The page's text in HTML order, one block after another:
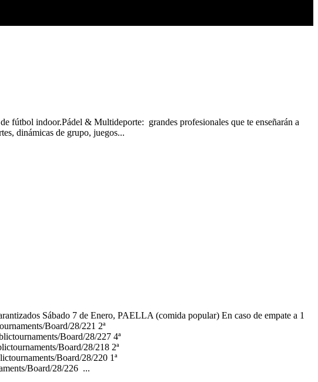
fútbol indoor.Pádel & Multideporte: grandes profesionales que te enseñarán a
dinámicas de grupo, juegos...
Sábado 7 de Enero, PAELLA (comida popular) En caso de empate a 1
Board/28/221 2ª
Board/28/227 4ª
Board/28/218 2ª
Board/28/220 1ª
Board/28/226 ...